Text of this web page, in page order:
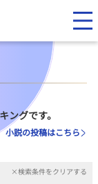
ングです。
小説の投稿はこちら
×検索条件をクリアする